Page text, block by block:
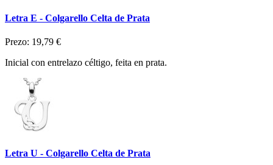
Letra E - Colgarello Celta de Prata
Prezo: 19,79 €
Inicial con entrelazo céltigo, feita en prata.
Letra U - Colgarello Celta de Prata